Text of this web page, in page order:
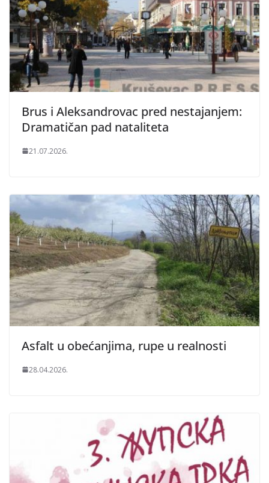
Brus i Aleksandrovac pred nestajanjem:
Dramatičan pad nataliteta
21.07.2026.
Asfalt u obećanjima, rupe u realnosti
28.04.2026.